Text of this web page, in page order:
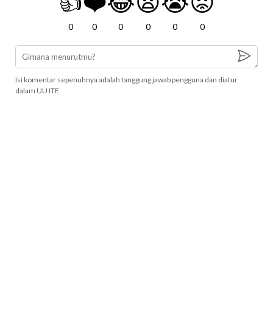
0 0 0 0 0 0
Isi komentar sepenuhnya adalah tanggung jawab pengguna dan diatur
dalam UU ITE